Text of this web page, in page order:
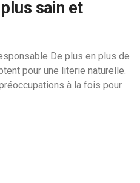
sain et
De plus en plus de
pour une literie naturelle.
à la fois pour